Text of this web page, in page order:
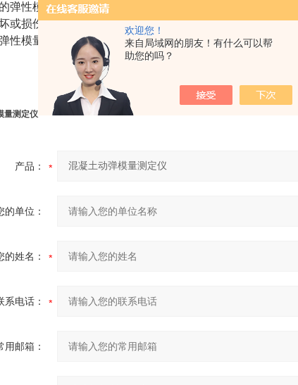
欢迎您！
来自局域网的朋友！有什么可以帮
助您的吗？
弹性模量。动弹仪就是利用共振法原理测定试件弹性模
或损伤的程度。动弹仪广泛用于冶金、建筑、桥梁、水
性模量。
量测定仪
产品：
的单位：
的姓名：
系电话：
用邮箱：